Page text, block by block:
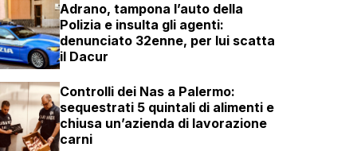
Adrano, tampona l’auto della
Polizia e insulta gli agenti:
denunciato 32enne, per lui scatta
il Dacur
Controlli dei Nas a Palermo:
sequestrati 5 quintali di alimenti e
chiusa un’azienda di lavorazione
carni